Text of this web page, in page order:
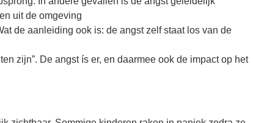
uit de omgeving
de aanleiding ook is: de angst zelf staat los van de
zijn”. De angst ís er, en daarmee ook de impact op het